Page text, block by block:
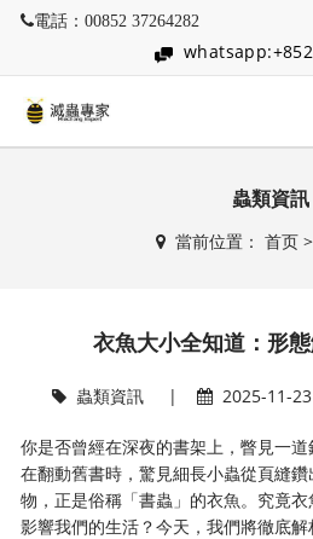
電話：00852 37264282
蟲類資訊
當前位置： 首页>
衣魚大小全知道：形
蟲類資訊| 2025-11-
你是否曾經在深夜的書架上，瞥見一
在翻動舊書時，驚見細長小蟲從頁縫
物，正是俗稱「書蟲」的衣魚。究竟
影響我們的生活？今天，我們將徹底